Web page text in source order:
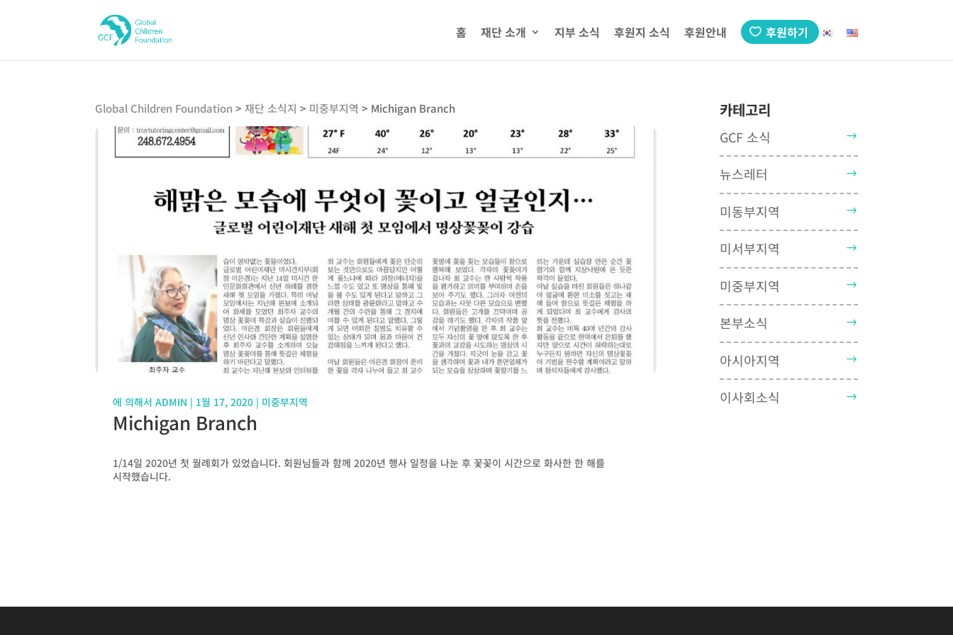
홈 재단 소개 지부 소식 후원지 소식 후원안내 후원하기
Global Children Foundation >재단 소식지 > 미중부지역 > Michigan Branch
에 의해서ADMIN | 1월 17, 2020 | 미중부지역
Michigan Branch
1/14일 2020년 첫 월례회가 있었습니다. 회원님들과 함께 2020년 행사 일정을 나눈 후 꽃꽂이 시간으로 화사한 한 해를
시작했습니다.
카테고리
GCF 소식
뉴스레터
미동부지역
미서부지역
미중부지역
본부소식
아시아지역
이사회소식